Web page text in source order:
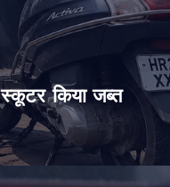
किया जब्त